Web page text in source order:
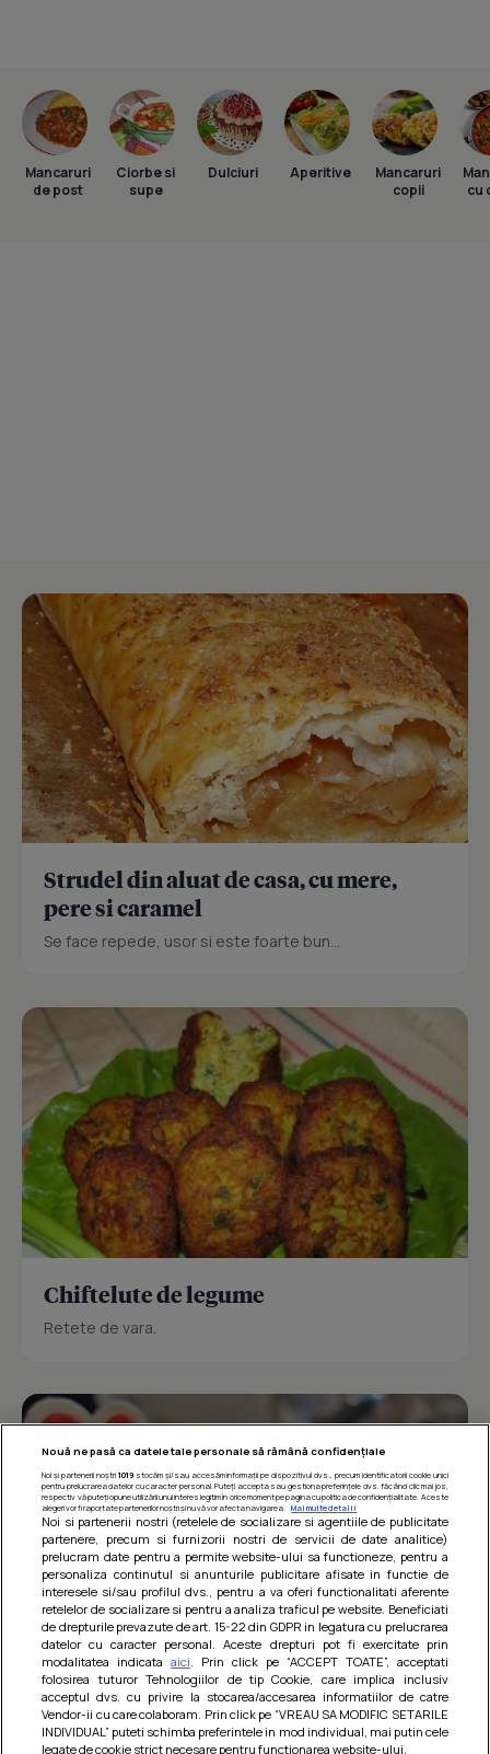
Mancaruri
de post
Ciorbe si
supe
Dulciuri Aperitive
Mancaruri
copii
cu
Strudel din aluat de casa, cu mere,
pere si caramel
Se face repede, usor si este foarte bun...
Chiftelute de legume
Retete de vara.
Barcute din vinete cu arpagic rosu
Un deliciu usor de preparat!
Nouă ne pasă ca datele tale personale să rămână confidențiale
Noi și partenerii noștri 1019stocăm și/sau accesăm informații pe dispozitivul dvs., precum identificatorii cookie unici
pentru prelucrarea datelor cu caracter personal. Puteți accepta sau gestiona preferințele dvs. făcând clic mai jos,
respectiv vă puteți opune utilizării unui interes legitim în orice moment pe pagina cu politica de confidențialitate. Aceste
alegeri vor fi raportate partenerilor noștri și nu vă vor afecta navigarea.
Mai multe detalii
Noi si partenerii nostri (retelele de socializare si agentiile de publicitate
partenere, precum si furnizorii nostri de servicii de date analitice)
prelucram date pentru a permite website-ului sa functioneze, pentru a
personaliza continutul si anunturile publicitare afisate in functie de
interesele si/sau profilul dvs., pentru a va oferi functionalitati aferente
retelelor de socializare si pentru a analiza traficul pe website. Beneficiati
de drepturile prevazute de art. 15-22 din GDPR in legatura cu prelucrarea
datelor cu caracter personal. Aceste drepturi pot fi exercitate prin
modalitatea indicataaici . Prin click pe “ACCEPT TOATE”, acceptati
folosirea tuturor Tehnologiilor de tip Cookie, care implica inclusiv
acceptul dvs. cu privire la stocarea/accesarea informatiilor de catre
Vendor-ii cu care colaboram. Prin click pe “VREAU SA MODIFIC SETARILE
INDIVIDUAL” puteti schimba preferintele in mod individual, mai putin cele
legate de cookie strict necesare pentru functionarea website-ului.